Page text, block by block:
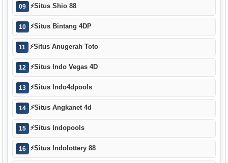
09 ⚡Situs Shio 88
10 ⚡Situs Bintang 4DP
11 ⚡Situs Anugerah Toto
12 ⚡Situs Indo Vegas 4D
13 ⚡Situs Indo4dpools
14 ⚡Situs Angkanet 4d
15 ⚡Situs Indopools
16 ⚡Situs Indolottery 88